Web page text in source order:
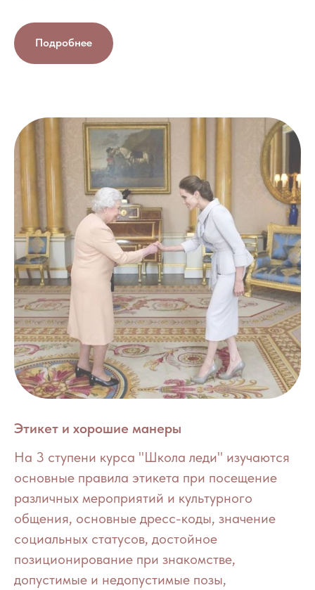
Подробнее
Этикет и хорошие манеры
На 3 ступени курса "Школа леди" изучаются
основные правила этикета при посещение
различных мероприятий и культурного
общения, основные дресс-коды, значение
социальных статусов, достойное
позиционирование при знакомстве,
допустимые и недопустимые позы,